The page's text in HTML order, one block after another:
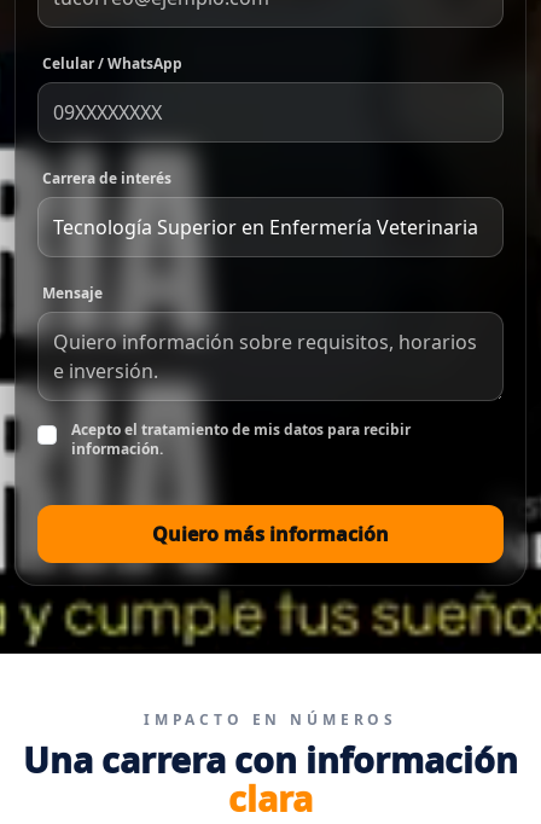
Celular / WhatsApp
Carrera de interés
Mensaje
Acepto el tratamiento de mis datos para recibir
información.
Quiero más información
IMPACTO EN NÚMEROS
Una carrera con información
clara